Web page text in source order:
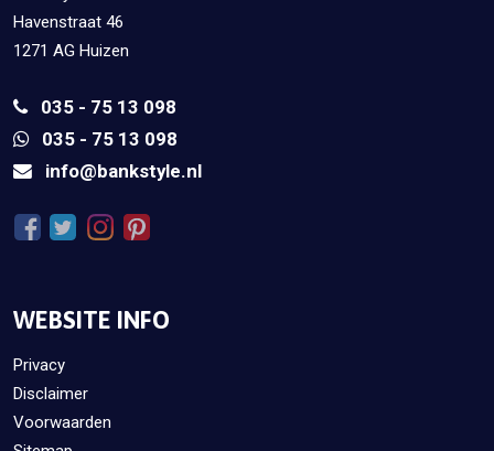
Havenstraat 46
1271 AG Huizen
035 - 75 13 098
035 - 75 13 098
info@bankstyle.nl
WEBSITE INFO
Privacy
Disclaimer
Voorwaarden